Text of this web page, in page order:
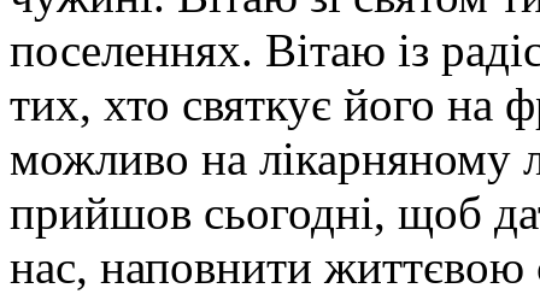
поселеннях. Вітаю із
тих, хто святкує його на
можливо на лікарняному
прийшов сьогодні, щоб
нас, наповнити